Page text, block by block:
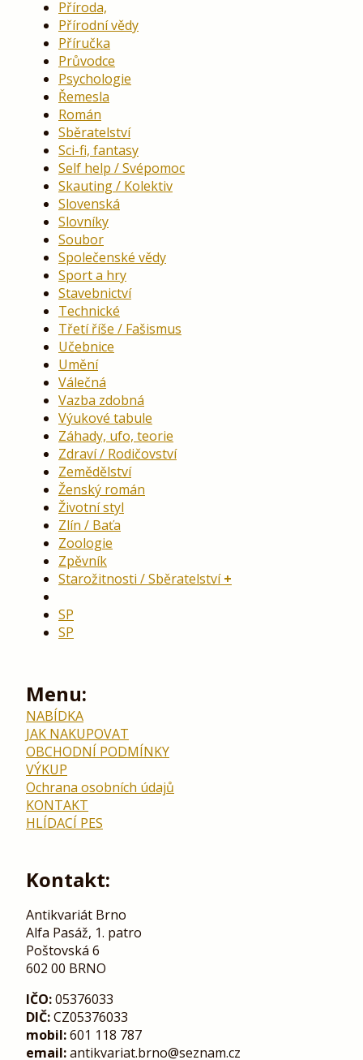
Příroda,
Přírodní vědy
Příručka
Průvodce
Psychologie
Řemesla
Román
Sběratelství
Sci-fi, fantasy
Self help / Svépomoc
Skauting / Kolektiv
Slovenská
Slovníky
Soubor
Společenské vědy
Sport a hry
Stavebnictví
Technické
Třetí říše / Fašismus
Učebnice
Umění
Válečná
Vazba zdobná
Výukové tabule
Záhady, ufo, teorie
Zdraví / Rodičovství
Zemědělství
Ženský román
Životní styl
Zlín / Baťa
Zoologie
Zpěvník
Starožitnosti / Sběratelství
SP
SP
Menu:
NABÍDKA
JAK NAKUPOVAT
OBCHODNÍ PODMÍNKY
VÝKUP
Ochrana osobních údajů
KONTAKT
HLÍDACÍ PES
Kontakt:
Antikvariát Brno
Alfa Pasáž, 1. patro
Poštovská 6
602 00 BRNO
IČO:05376033
DIČ:CZ05376033
mobil:601 118 787
email:antikvariat.brno@seznam.cz